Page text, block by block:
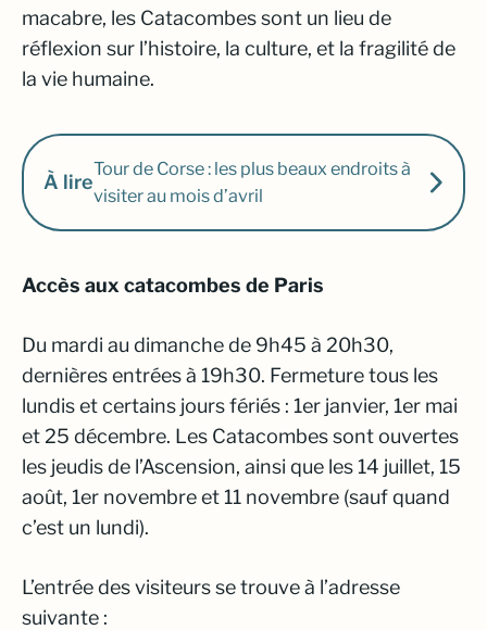
macabre, les Catacombes sont un lieu de
réflexion sur l’histoire, la culture, et la fragilité de
la vie humaine.
À lire
Tour de Corse : les plus beaux endroits à
visiter au mois d’avril
Accès aux catacombes de Paris
Du mardi au dimanche de 9h45 à 20h30,
dernières entrées à 19h30. Fermeture tous les
lundis et certains jours fériés : 1er janvier, 1er mai
et 25 décembre. Les Catacombes sont ouvertes
les jeudis de l’Ascension, ainsi que les 14 juillet, 15
août, 1er novembre et 11 novembre (sauf quand
c’est un lundi).
L’entrée des visiteurs se trouve à l’adresse
suivante :